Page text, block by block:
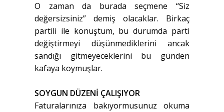
O zaman da burada seçmene “Siz
değersizsiniz” demiş olacaklar. Birkaç
partili ile konuştum, bu durumda parti
değiştirmeyi düşünmediklerini ancak
sandığı gitmeyeceklerini bu günden
kafaya koymuşlar.
SOYGUN DÜZENİ ÇALIŞIYOR
Faturalarınıza bakıyormusunuz okuma